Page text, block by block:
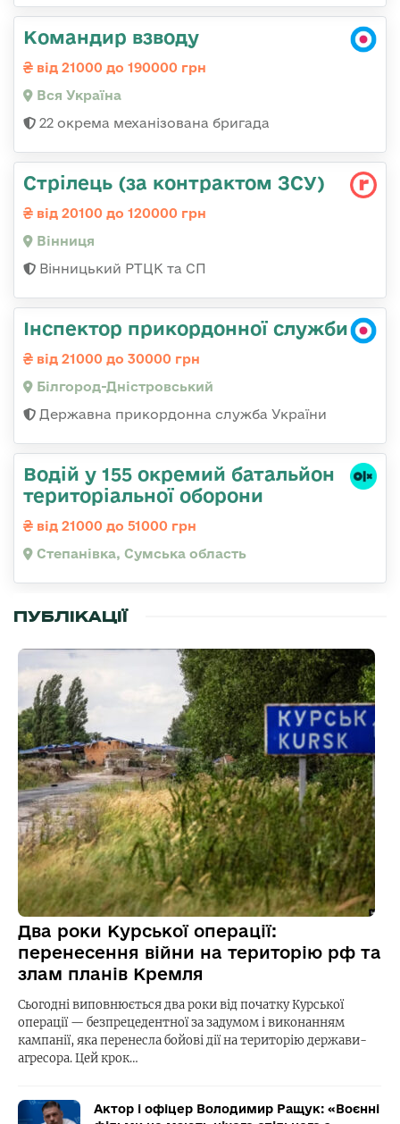
Командир взводу
від 21000 до 190000 грн
Вся Україна
22 окрема механізована бригада
Стрілець (за контрактом ЗСУ)
від 20100 до 120000 грн
Вінниця
Вінницький РТЦК та СП
Інспектор прикордонної служби
від 21000 до 30000 грн
Білгород-Дністровський
Державна прикордонна служба України
Водій у 155 окремий батальйон
територіальної оборони
від 21000 до 51000 грн
Степанівка, Сумська область
ПУБЛІКАЦІЇ
Два роки Курської операції:
перенесення війни на територію рф та
злам планів Кремля
Сьогодні виповнюється два роки від початку Курської
операції — безпрецедентної за задумом і виконанням
кампанії, яка перенесла бойові дії на територію держави-
агресора. Цей крок…
Актор і офіцер Володимир Ращук: «Воєнні